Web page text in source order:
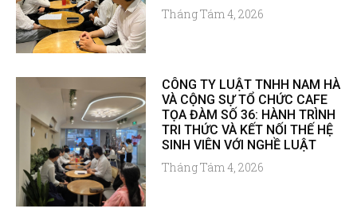
Tháng Tám 4, 2026
CÔNG TY LUẬT TNHH NAM HÀ
VÀ CỘNG SỰ TỔ CHỨC CAFE
TỌA ĐÀM SỐ 36: HÀNH TRÌNH
TRI THỨC VÀ KẾT NỐI THẾ HỆ
SINH VIÊN VỚI NGHỀ LUẬT
Tháng Tám 4, 2026